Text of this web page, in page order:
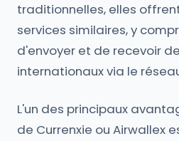
traditionnelles, elles
services similaires, y
d'envoyer et de recevoir
internationaux via le réseau
L'un des principaux
de Currenxie ou Airwallex